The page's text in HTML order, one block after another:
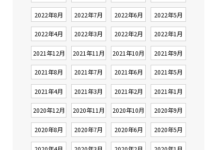
2022年8月 2022年7月 2022年6月 2022年5月
2022年4月 2022年3月 2022年2月 2022年1月
2021年12月 2021年11月 2021年10月 2021年9月
2021年8月 2021年7月 2021年6月 2021年5月
2021年4月 2021年3月 2021年2月 2021年1月
2020年12月 2020年11月 2020年10月 2020年9月
2020年8月 2020年7月 2020年6月 2020年5月